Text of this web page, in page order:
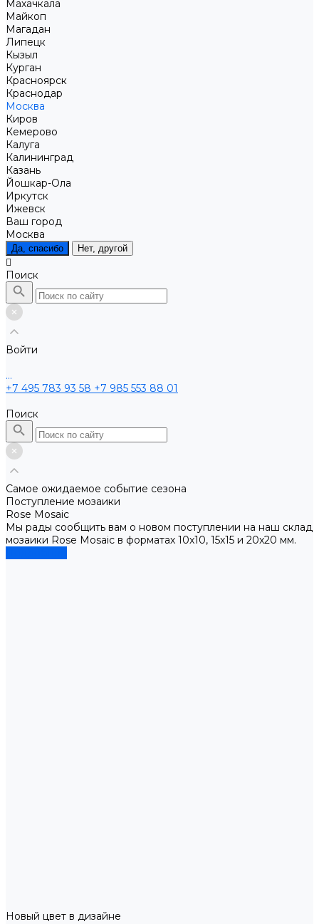
Махачкала
Майкоп
Магадан
Липецк
Кызыл
Курган
Красноярск
Краснодар
Москва
Киров
Кемерово
Калуга
Калининград
Казань
Йошкар-Ола
Иркутск
Ижевск
Ваш город
Москва
Да, спасибо Нет, другой
Поиск
Войти
...
+7 495 783 93 58 +7 985 553 88 01
Поиск
Самое ожидаемое событие сезона
Поступление мозаики
Rose Mosaic
Мы рады сообщить вам о новом поступлении на наш склад
мозаики Rose Mosaic в форматах 10x10, 15x15 и 20x20 мм.
Новый цвет в дизайне